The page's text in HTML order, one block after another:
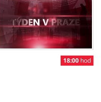
18:00 hod